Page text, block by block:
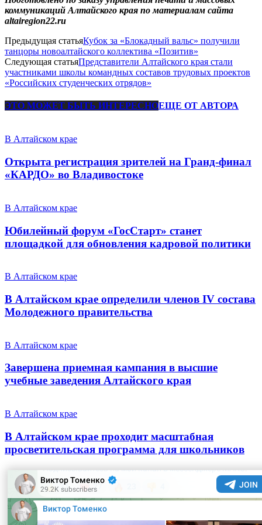
коммуникаций Алтайского края по материалам сайта
altairegion22.ru
Предыдущая статьяКубок за «Блокадный вальс» получили
танцоры новоалтайского коллектива «Позитив»
Следующая статьяПредставители Алтайского края стали
участниками школы командных составов трудовых проектов
«Российских студенческих отрядов»
ЭТО МОЖЕТ БЫТЬ ИНТЕРЕСНОЕЩЕ ОТ АВТОРА
В Алтайском крае
Открыта регистрация зрителей на Гранд-финал
«КАРДО» во Владивостоке
В Алтайском крае
Юбилейный форум «ГосСтарт» станет
площадкой для обновления кадровой политики
В Алтайском крае
В Алтайском крае определили членов IV состава
Молодежного правительства
В Алтайском крае
Завершена приемная кампания в высшие
учебные заведения Алтайского края
В Алтайском крае
В Алтайском крае проходит масштабная
просветительская программа для школьников